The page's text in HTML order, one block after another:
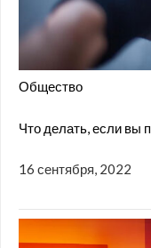
Общество
Что делать, если вы
16 сентября, 2022